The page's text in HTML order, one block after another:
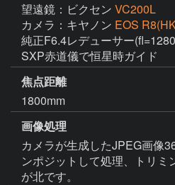
望遠鏡：ビクセン VC200L
カメラ：キヤノン EOS
純正F6.4レデューサー
SXP赤道儀で恒星時ガイド
焦点距離
1800mm
画像処理
カメラが生成したJPEG画像
ンポジットして処理、トリミ
が北です。